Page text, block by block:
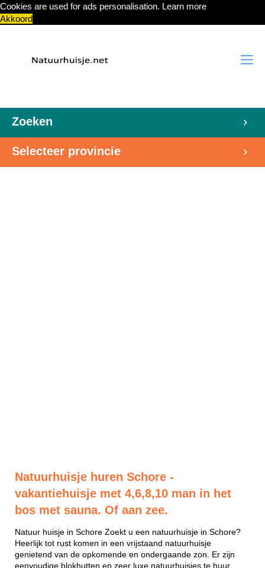
Cookies are used for ads personalisation. Learn more
Akkoord
Zoeken
Selecteer provincie
Natuurhuisje huren Schore -
vakantiehuisje met 4,6,8,10 man in het
bos met sauna. Of aan zee.
Natuur huisje in Schore Zoekt u een natuurhuisje in Schore?
Heerlijk tot rust komen in een vrijstaand natuurhuisje
genietend van de opkomende en ondergaande zon. Er zijn
eenvoudige blokhutten en zeer luxe natuurhuisjes te huur.